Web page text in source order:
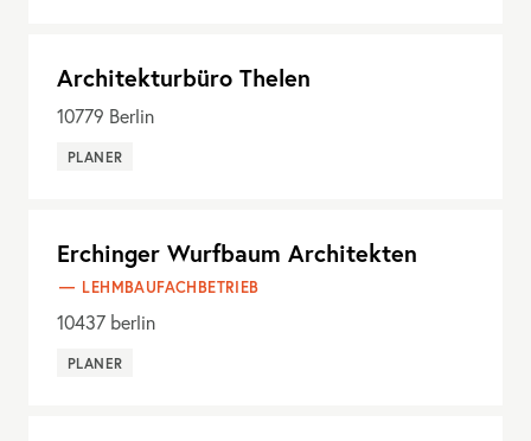
Architekturbüro Thelen
10779 Berlin
PLANER
Erchinger Wurfbaum Architekten
LEHMBAUFACHBETRIEB
10437 berlin
PLANER